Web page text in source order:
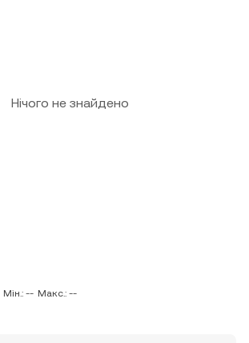
Нічого не знайдено
Мін.: -- Макс.: --